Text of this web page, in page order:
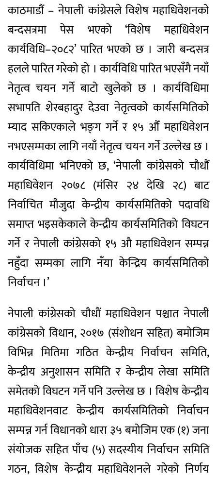
काठमाडौं – नेपाली कांग्रेसले विशेष महाधिवेशनको
बन्दसत्रमा पेस भएको ‘विशेष महाधिवेशन
कार्यविधि–२०८२’ पारित भएको छ । जारी बन्दसत्र
हलले पारित गरेको हो । कार्यविधि पारित भएसँगै नयाँ
नेतृत्व चयन गर्ने बाटो खुलेको छ । कार्यविधिमा
सभापति शेरबहादुर देउवा नेतृत्वको कार्यसमितिको
म्याद सकिएकाले भङ्‍ग गर्ने र १५ औँ महाधिवेशन
नभएसम्मका लागि नयाँ नेतृत्व चयन गर्ने उल्लेख छ ।
कार्यविधिमा भनिएको छ, ‘नेपाली कांग्रेसको चौधौं
महाधिवेशन २०७८ (मंसिर २४ देखि २८) बाट
निर्वाचित मौजुदा केन्द्रीय कार्यसमितिको पदावधि
समाप्त भइसकेकाले केन्द्रीय कार्यसमितिको विघटन
गर्ने र नेपाली कांग्रेसको १५ औ महाधिवेशन सम्पन्न
नहुँदा सम्मका लागि नँया केन्द्रिय कार्यसमितिको
निर्वाचन ।’
नेपाली कांग्रेसको चौधौं महाधिवेशन पश्चात नेपाली
कांग्रेसको विधान, २०१७ (संशोधन सहित) बमोजिम
विभिन्न मितिमा गठित केन्द्रीय निर्वाचन समिति,
केन्द्रीय अनुशासन समिति र केन्द्रीय लेखा समिति
समेतको विघटन गर्ने पनि उल्लेख छ । विशेष केन्द्रीय
महाधिवेशनवाट केन्द्रीय कार्यसमितिको निर्वाचन
सम्पन्न गर्न विधानको धारा ३५ बमोजिम एक (१) जना
संयोजक सहित पाँच (५) सदस्यीय निर्वाचन समिति
गठन, विशेष केन्द्रीय महाधिवेशनले गरेको निर्णय